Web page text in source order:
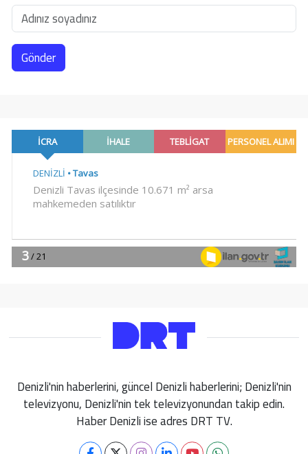
Gönder
Denizli'nin haberlerini, güncel Denizli haberlerini; Denizli'nin
televizyonu, Denizli'nin tek televizyonundan takip edin.
Haber Denizli ise adres DRT TV.